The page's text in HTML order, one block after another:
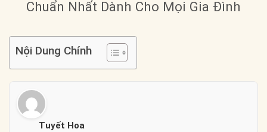
Chuẩn Nhất Dành Cho Mọi Gia Đình
Nội Dung Chính
Tuyết Hoa